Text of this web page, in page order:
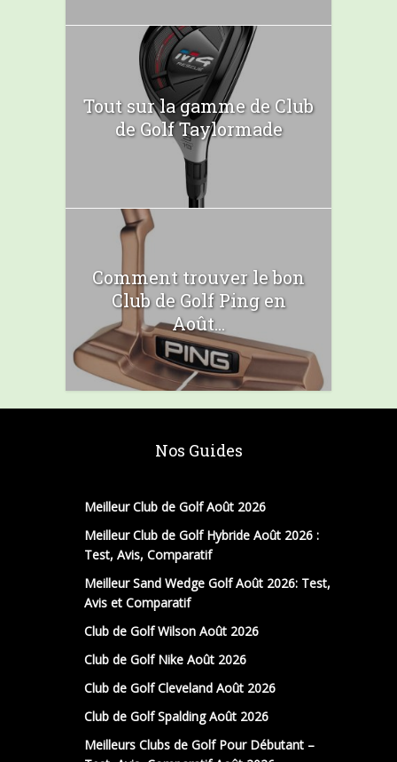
Tout sur la gamme de Club
de Golf Taylormade
Comment trouver le bon
Club de Golf Ping en
Août...
Nos Guides
Meilleur Club de Golf Août 2026
Meilleur Club de Golf Hybride Août 2026 :
Test, Avis, Comparatif
Meilleur Sand Wedge Golf Août 2026: Test,
Avis et Comparatif
Club de Golf Wilson Août 2026
Club de Golf Nike Août 2026
Club de Golf Cleveland Août 2026
Club de Golf Spalding Août 2026
Meilleurs Clubs de Golf Pour Débutant –